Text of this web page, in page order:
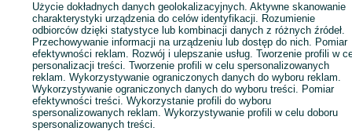
Użycie dokładnych danych geolokalizacyjnych. Aktywne skanowanie
charakterystyki urządzenia do celów identyfikacji. Rozumienie
odbiorców dzięki statystyce lub kombinacji danych z różnych źródeł.
Przechowywanie informacji na urządzeniu lub dostęp do nich. Pomiar
efektywności reklam. Rozwój i ulepszanie usług. Tworzenie profili w
personalizacji treści. Tworzenie profili w celu spersonalizowanych
reklam. Wykorzystywanie ograniczonych danych do wyboru reklam.
Wykorzystywanie ograniczonych danych do wyboru treści. Pomiar
efektywności treści. Wykorzystanie profili do wyboru
spersonalizowanych reklam. Wykorzystywanie profili w celu doboru
spersonalizowanych treści.